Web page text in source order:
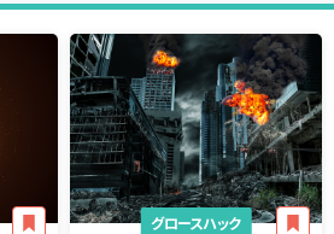
グロースハック